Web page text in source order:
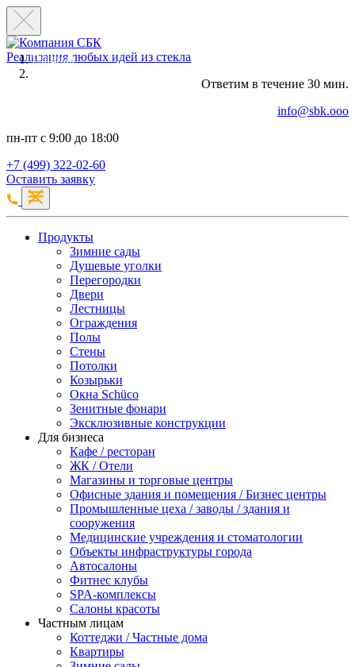
Реализация любых идей из стекла
Ответим в течение 30 мин.
info@sbk.ooo
пн-пт с 9:00 до 18:00
+7 (499) 322-02-60
Оставить заявку
Продукты
Зимние сады
Душевые уголки
Перегородки
Двери
Лестницы
Ограждения
Полы
Стены
Потолки
Козырьки
Окна Schüco
Зенитные фонари
Эксклюзивные конструкции
Для бизнеса
Кафе / ресторан
ЖК / Отели
Магазины и торговые центры
Офисные здания и помещения / Бизнес центры
Промышленные цеха / заводы / здания и
сооружения
Медицинские учреждения и стоматологии
Объекты инфраструктуры города
Автосалоны
Фитнес клубы
SPA-комплексы
Салоны красоты
Частным лицам
Коттеджи / Частные дома
Квартиры
Главная